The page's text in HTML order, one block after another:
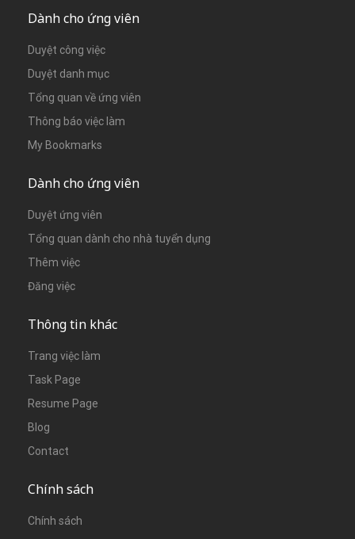
Dành cho ứng viên
Duyệt công việc
Duyệt danh mục
Tổng quan về ứng viên
Thông báo việc làm
My Bookmarks
Dành cho ứng viên
Duyệt ứng viên
Tổng quan dành cho nhà tuyển dụng
Thêm việc
Đăng việc
Thông tin khác
Trang việc làm
Task Page
Resume Page
Blog
Contact
Chính sách
Chính sách